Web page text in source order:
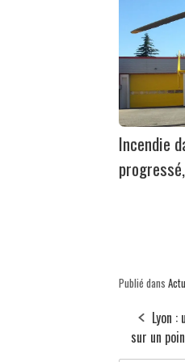
Incendie
Publié dans
Lyon
sur un